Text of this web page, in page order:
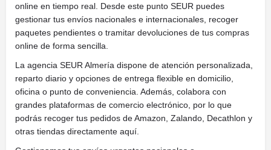
online en tiempo real. Desde este punto SEUR puedes
gestionar tus envíos nacionales e internacionales, recoger
paquetes pendientes o tramitar devoluciones de tus compras
online de forma sencilla.
La agencia SEUR Almería dispone de atención personalizada,
reparto diario y opciones de entrega flexible en domicilio,
oficina o punto de conveniencia. Además, colabora con
grandes plataformas de comercio electrónico, por lo que
podrás recoger tus pedidos de Amazon, Zalando, Decathlon y
otras tiendas directamente aquí.